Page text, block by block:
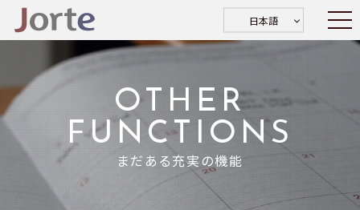
日本語
OTHER
FUNCTIONS
まだある充実の機能